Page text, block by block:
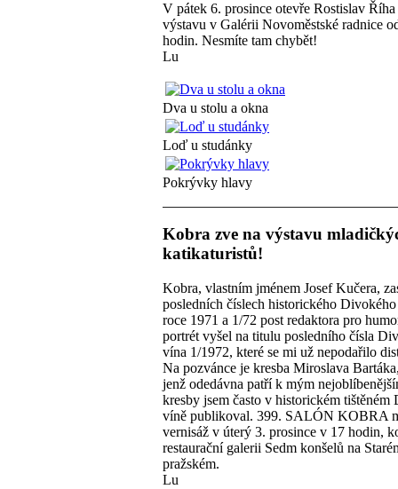
V pátek 6. prosince otevře Rostislav
výstavu v Galérii Novoměstské radnice
hodin. Nesmíte tam chybět!
Lu
Dva u stolu a okna
Loď u studánky
Pokrývky hlavy
Kobra zve na výstavu
katikaturistů!
Kobra, vlastním jménem Josef Kučera,
posledních číslech historického
roce 1971 a 1/72 post redaktora pro
portrét vyšel na titulu posledního čísla
vína 1/1972, které se mi už nepodařilo
Na pozvánce je kresba Miroslava
jenž odedávna patří k mým
kresby jsem často v historickém tištěném
víně publikoval. 399. SALÓN KOBRA
vernisáž v úterý 3. prosince v 17 hodin,
restaurační galerii Sedm konšelů na
pražském.
Lu